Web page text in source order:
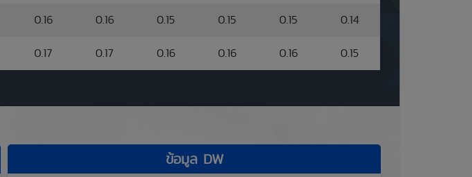
0.16 0.16 0.15 0.15 0.15 0.14
0.17 0.17 0.16 0.16 0.16 0.15
ข้อมูล DW